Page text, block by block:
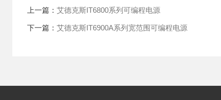
上一篇： 艾德克斯IT6800系列可编程电源
下一篇： 艾德克斯IT6900A系列宽范围可编程电源